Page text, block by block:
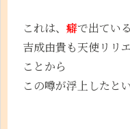
これは、 癖で出てい
吉成由貴も天使リリ
ことから
この噂が浮上したと